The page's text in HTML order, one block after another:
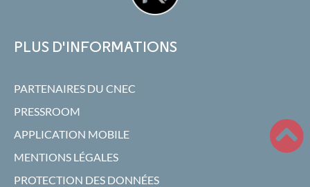
PLUS D'INFORMATIONS
PARTENAIRES DU CNEC
PRESSROOM
APPLICATION MOBILE
MENTIONS LÉGALES
PROTECTION DES DONNÉES